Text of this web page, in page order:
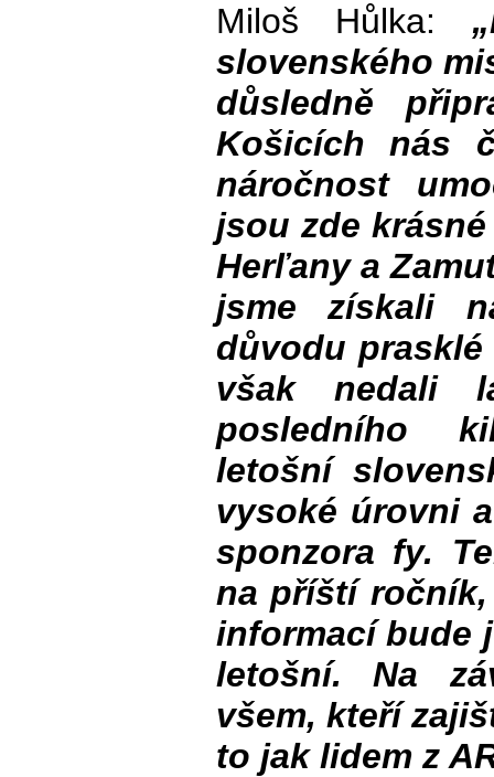
Miloš Hůlka:
slovenského
důsledně
Košicích nás
náročnost
jsou zde
Herľany a
jsme získali
důvodu
však nedali
posledního
letošní
vysoké úrovni
sponzora fy.
na příští
informací bude
letošní. Na
všem, kteří
to jak lidem z